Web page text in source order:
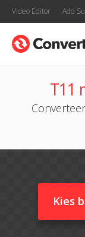
Video Editor Add
T11
Kies